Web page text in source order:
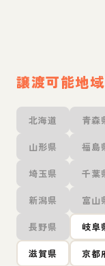
譲渡可能地域
北海道 青森
山形県 福島
埼玉県 千葉
新潟県 富山
長野県 岐阜
滋賀県 京都